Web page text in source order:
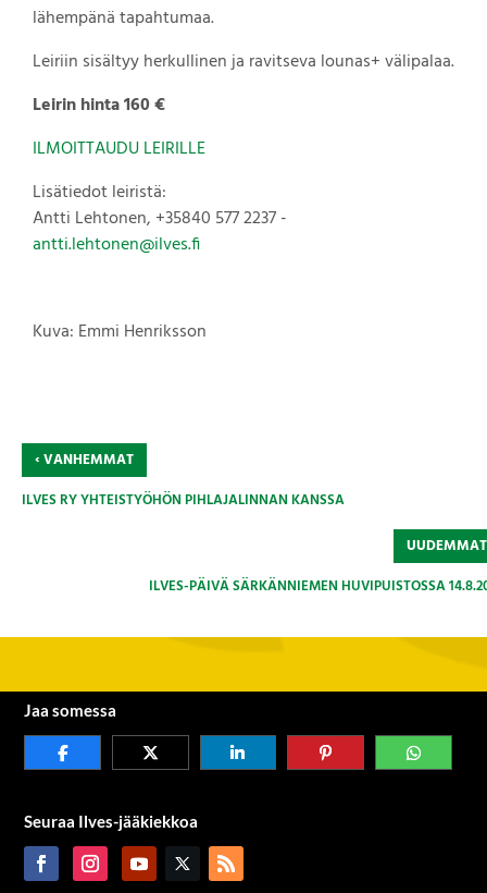
lähempänä tapahtumaa.
Leiriin sisältyy herkullinen ja ravitseva lounas+ välipalaa.
Leirin hinta 160 €
ILMOITTAUDU LEIRILLE
Lisätiedot leiristä:
Antti Lehtonen, +35840 577 2237 -
antti.lehtonen@ilves.fi
Kuva: Emmi Henriksson
‹VANHEMMAT
ILVES RY YHTEISTYÖHÖN PIHLAJALINNAN KANSSA
ILVES-PÄIVÄ SÄRKÄNNIEMEN HUVIPUISTOSSA
Jaa somessa
Seuraa Ilves-jääkiekkoa